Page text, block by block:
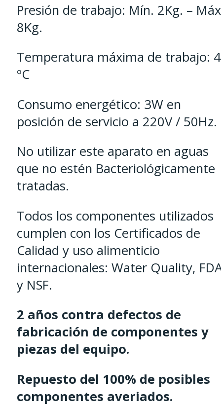
Presión de trabajo: Mín. 2Kg. –
8Kg.
Temperatura máxima de trabajo:
ºC
Consumo energético: 3W en
posición de servicio a 220V / 50Hz.
No utilizar este aparato en aguas
que no estén Bacteriológicamente
tratadas.
Todos los componentes utilizados
cumplen con los Certificados de
Calidad y uso alimenticio
internacionales: Water Quality,
y NSF.
2 años contra defectos de
fabricación de componentes y
piezas del equipo.
Repuesto del 100% de posibles
componentes averiados.